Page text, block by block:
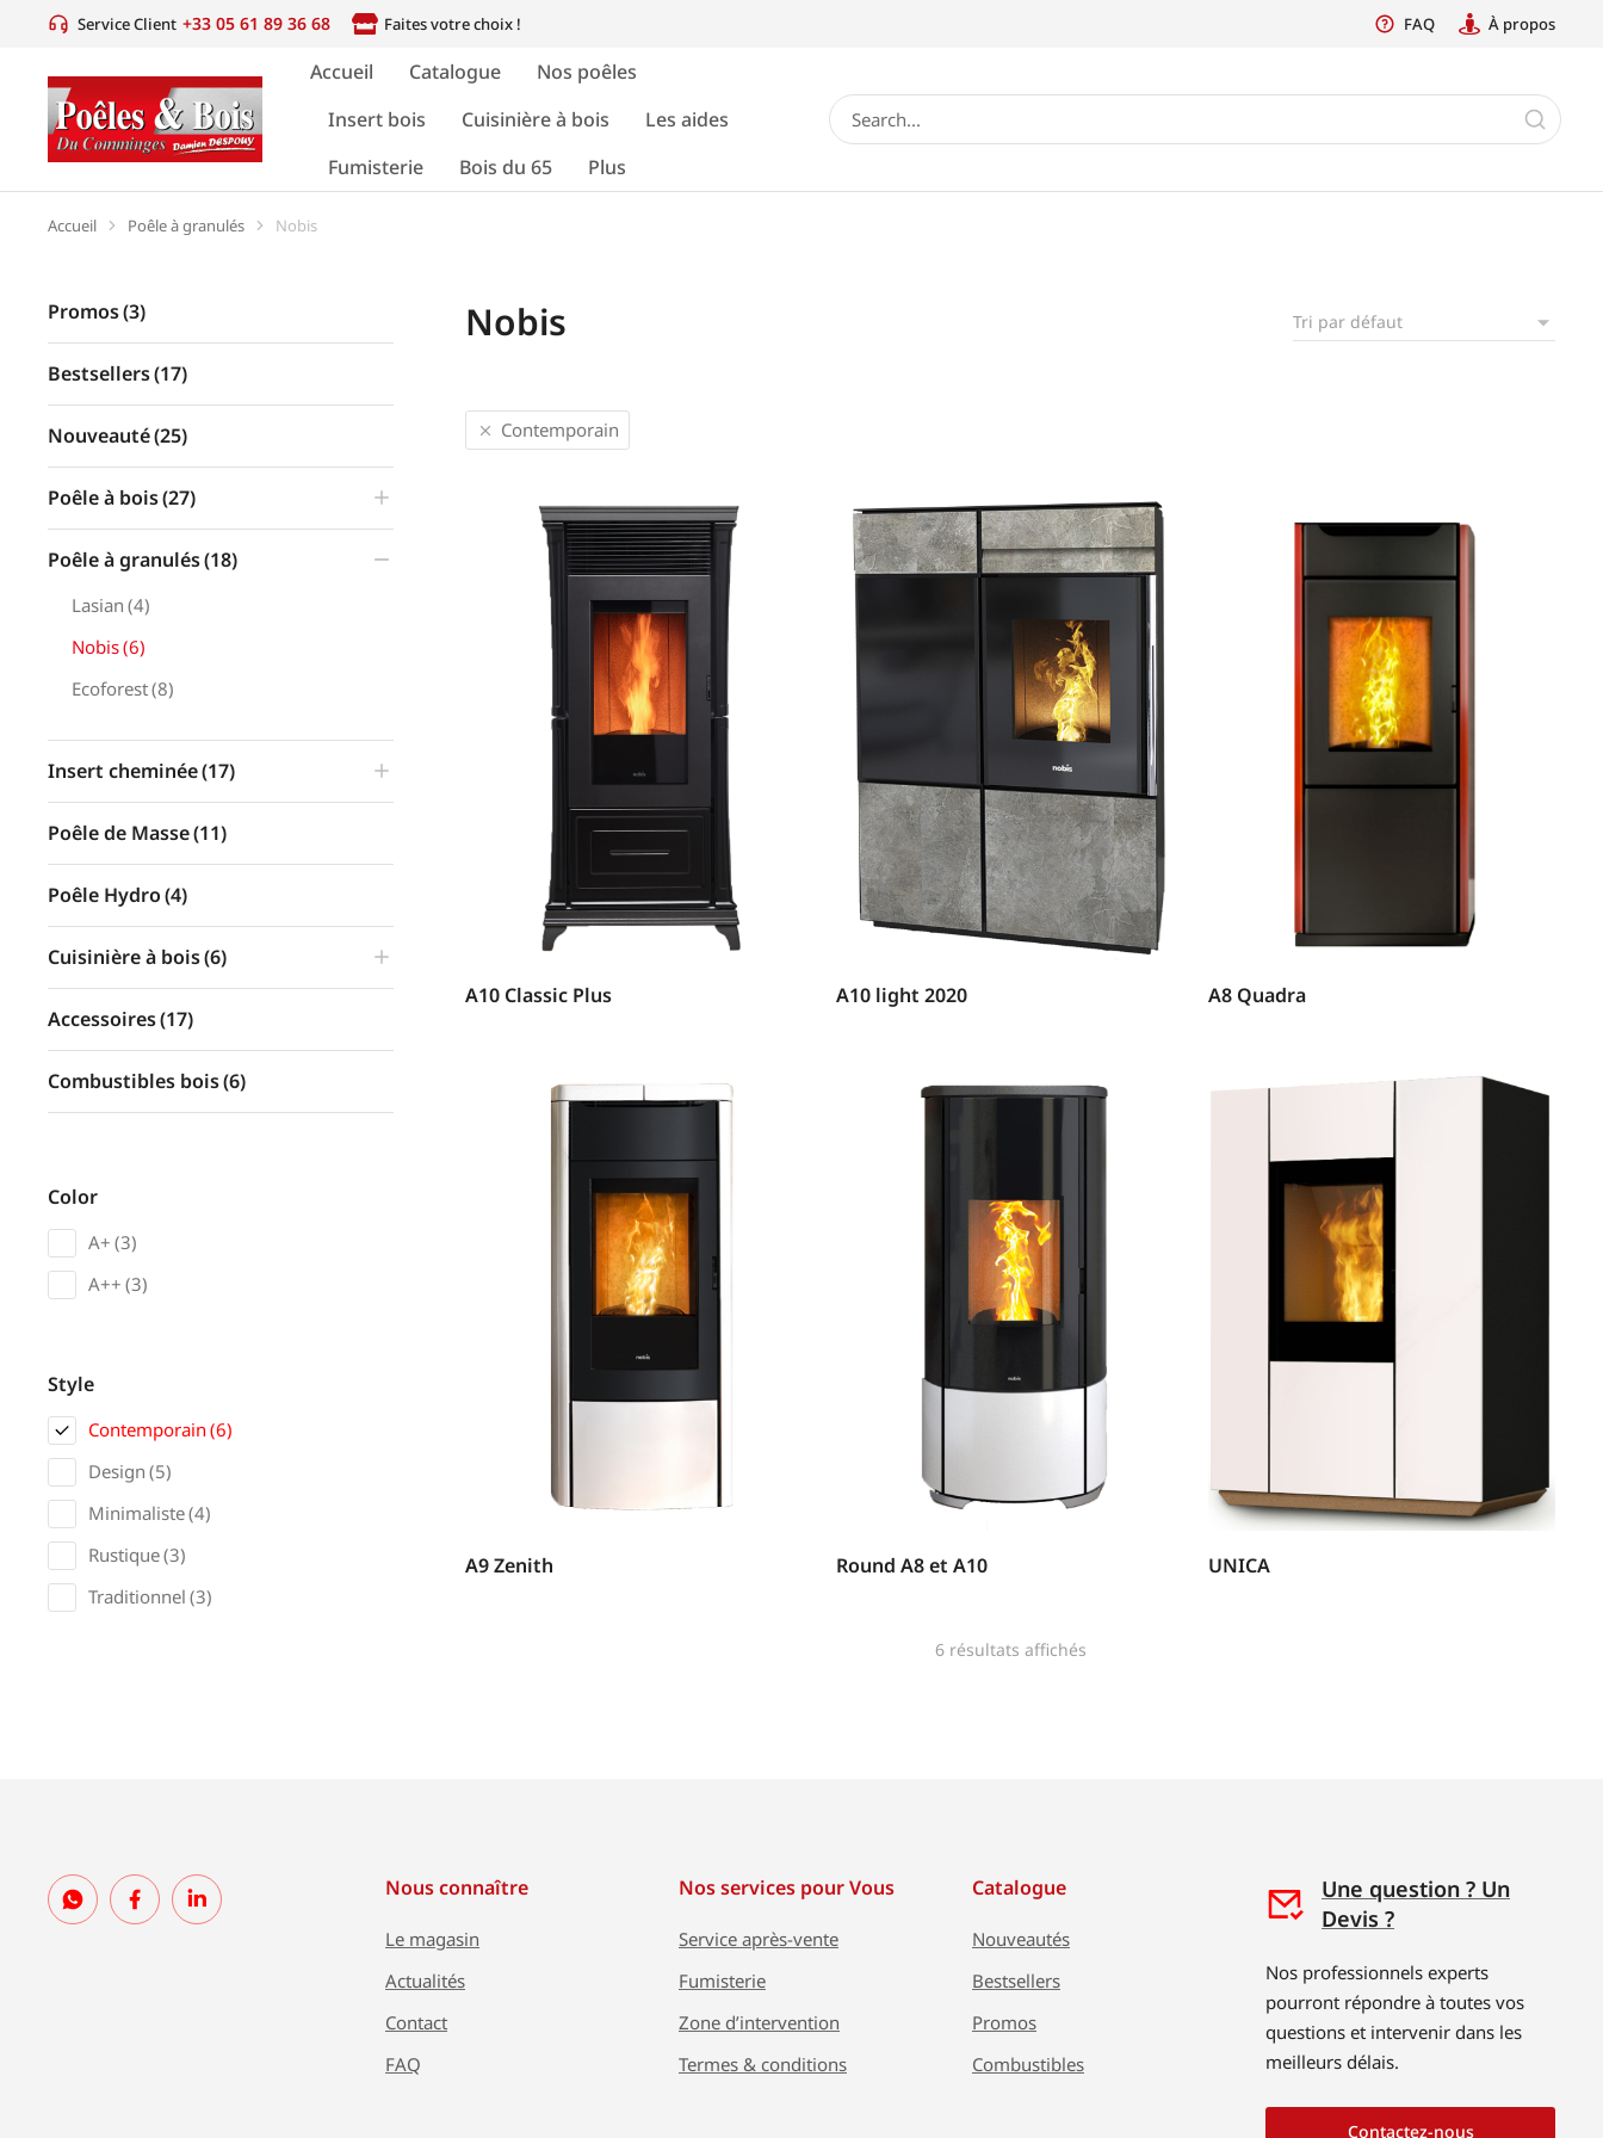
Service Client +33 05 61 89 36 68 Faites votre choix ! FAQ À propos
Accueil Catalogue
Nos poêles
Insert bois
Cuisinière à bois
Les aides
Fumisterie
Bois du 65 Plus
Vous êtes ici :
Accueil Poêle à granulés Nobis
Promos(3)
Bestsellers(17)
Nouveauté(25)
Poêle à bois(27)
Poêle à granulés(18)
Lasian (4)
Nobis(6)
Ecoforest(8)
Insert cheminée(17)
Poêle de Masse(11)
Poêle Hydro(4)
Cuisinière à bois(6)
Accessoires(17)
Combustibles bois(6)
Color
A+ (3)
A++ (3)
Style
Contemporain (6)
Design (5)
Minimaliste(4)
Rustique(3)
Traditionnel (3)
Nobis
Contemporain
A10 Classic Plus A10 light 2020 A8 Quadra
A9 Zenith Round A8 et A10 UNICA
6 résultats affichés
Nous connaître
Le magasin
Actualités
Contact
FAQ
Nos services pour Vous
Service après-vente
Fumisterie
Zone d’intervention
Termes & conditions
Catalogue
Nouveautés
Bestsellers
Promos
Combustibles
Une question ? Un
Devis ?
Nos professionnels experts
pourront répondre à toutes vos
questions et intervenir dans les
meilleurs délais.
Contactez-nous